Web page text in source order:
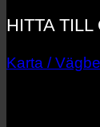
HITTA TILL
Karta /